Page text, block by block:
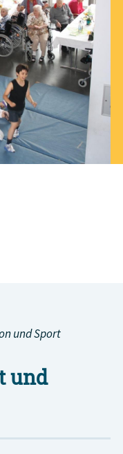
und Sport
und